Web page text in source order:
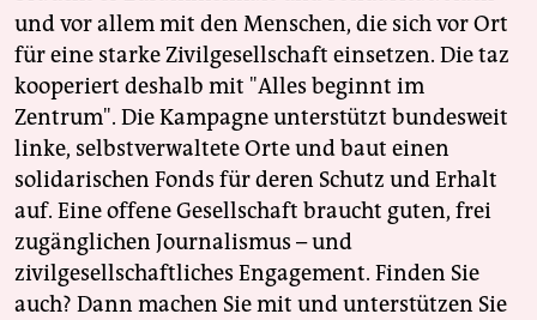
und vor allem mit den Menschen, die sich vor Ort
für eine starke Zivilgesellschaft einsetzen. Die taz
kooperiert deshalb mit "Alles beginnt im
Zentrum". Die Kampagne unterstützt bundesweit
linke, selbstverwaltete Orte und baut einen
solidarischen Fonds für deren Schutz und Erhalt
auf. Eine offene Gesellschaft braucht guten, frei
zugänglichen Journalismus – und
zivilgesellschaftliches Engagement. Finden Sie
auch? Dann machen Sie mit und unterstützen Sie